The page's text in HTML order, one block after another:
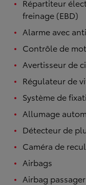
Répartiteur
freinage (EBD)
Alarme avec
Contrôle de
Avertisseur de
Régulateur de
Système de
Allumage
Détecteur de
Caméra de recul
Airbags
Airbag